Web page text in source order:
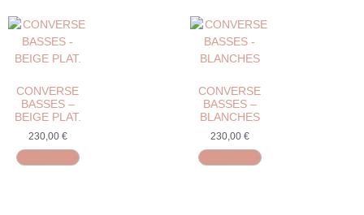
CONVERSE
BASSES –
BEIGE PLAT.
230,00 €
Personnaliser
CONVERSE
BASSES –
BLANCHES
230,00 €
Personnaliser